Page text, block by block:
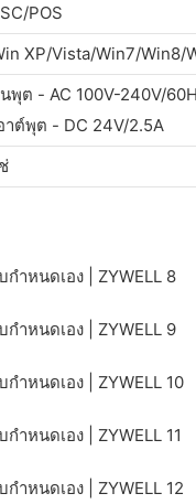
POS
XP/Vista/Win7/Win8/
พุต - AC 100V-240V/
าต์พุต - DC 24V/2.5A